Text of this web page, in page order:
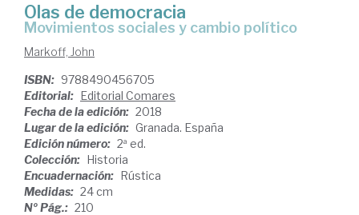
Olas de democracia
movimientos sociales y cambio político
Markoff, John
ISBN: 9788490456705
Editorial: Editorial Comares
Fecha de la edición: 2018
Lugar de la edición: Granada. España
Edición número: 2ª ed.
Colección: Historia
Encuadernación: Rústica
Medidas: 24 cm
Nº Pág.: 210